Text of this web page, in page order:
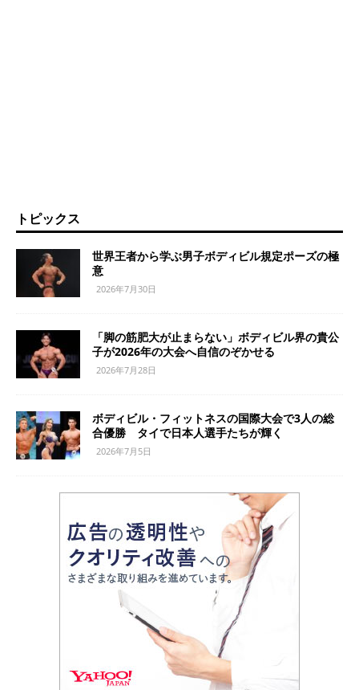
トピックス
世界王者から学ぶ男子ボディビル規定ポーズの極
意
2026年7月30日
「脚の筋肥大が止まらない」ボディビル界の貴公
子が2026年の大会へ自信のぞかせる
2026年7月28日
ボディビル・フィットネスの国際大会で3人の総
合優勝 タイで日本人選手たちが輝く
2026年7月5日